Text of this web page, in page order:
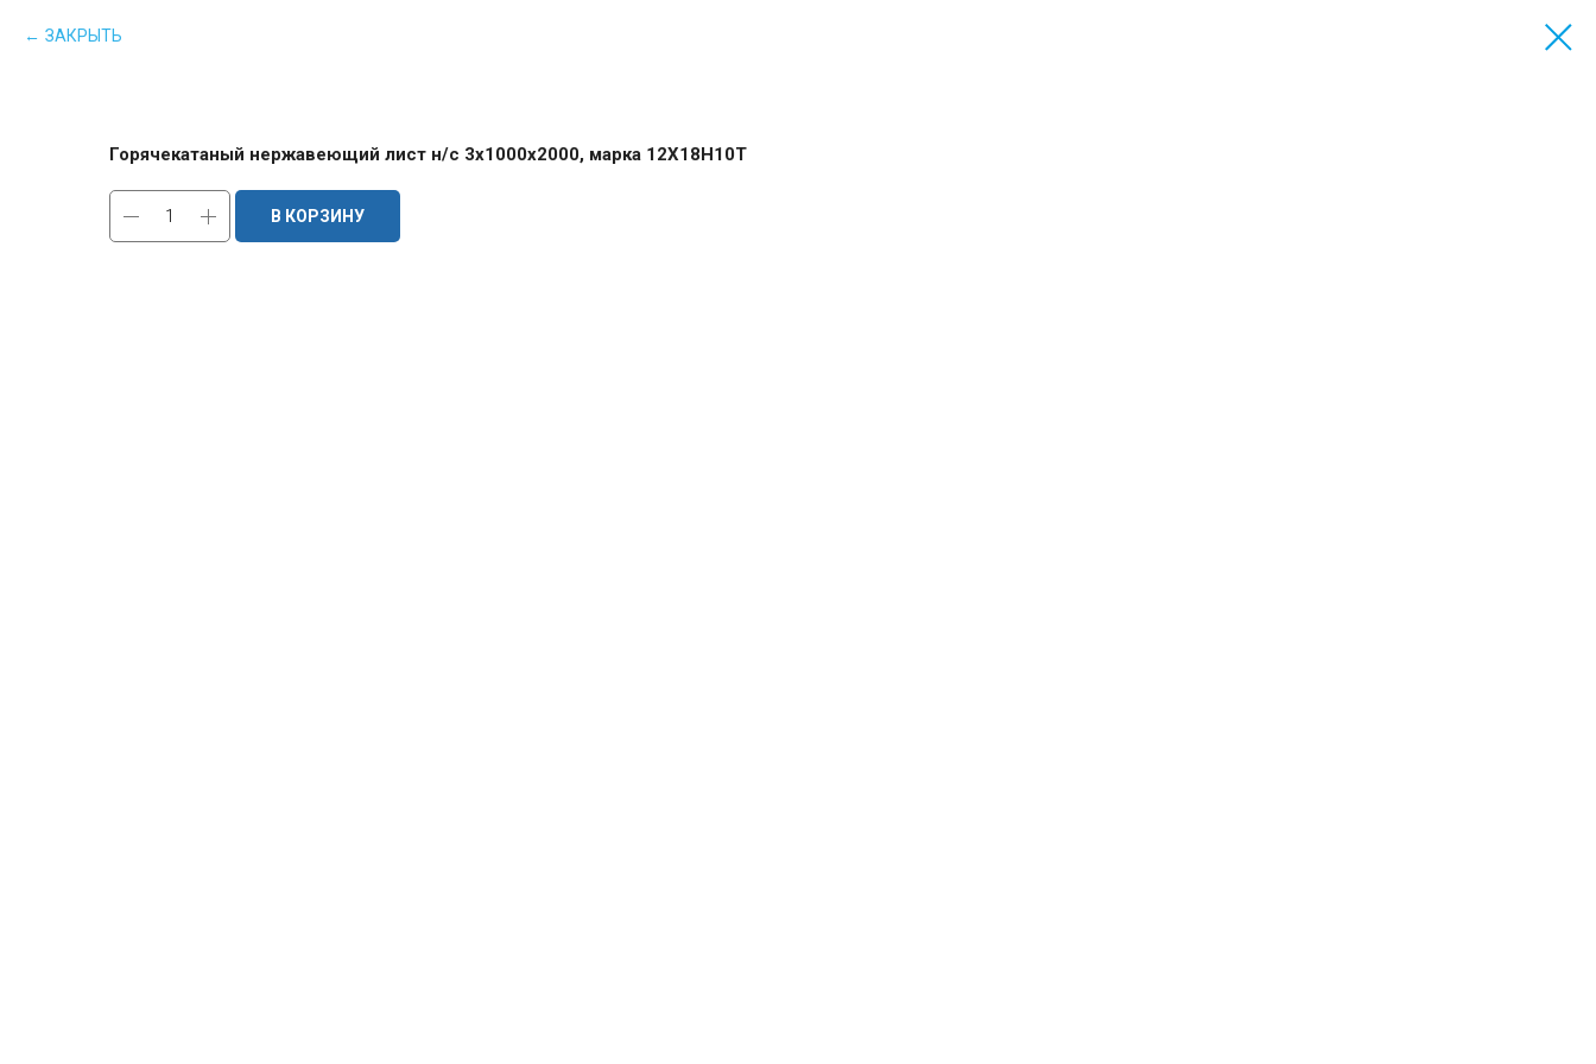
ЗАКРЫТЬ
Горячекатаный нержавеющий лист н/с 3х1000х2000, марка 12Х18Н10Т
В КОРЗИНУ